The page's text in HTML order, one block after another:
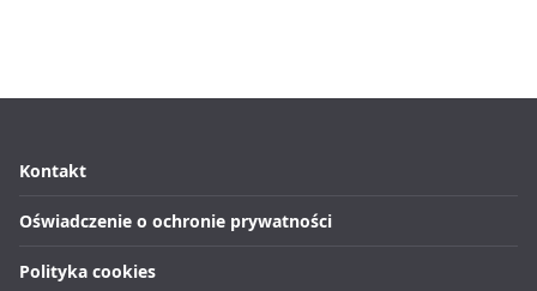
Kontakt
Oświadczenie o ochronie prywatności
Polityka cookies